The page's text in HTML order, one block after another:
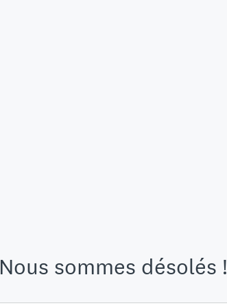
Nous sommes désolés !